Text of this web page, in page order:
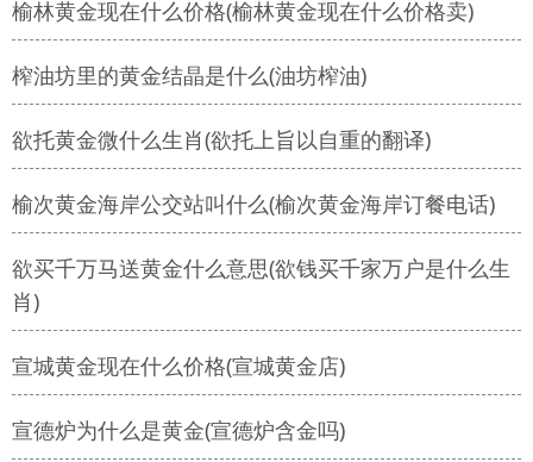
榆林黄金现在什么价格(榆林黄金现在什么价格卖)
榨油坊里的黄金结晶是什么(油坊榨油)
欲托黄金微什么生肖(欲托上旨以自重的翻译)
榆次黄金海岸公交站叫什么(榆次黄金海岸订餐电话)
欲买千万马送黄金什么意思(欲钱买千家万户是什么生
肖)
宣城黄金现在什么价格(宣城黄金店)
宣德炉为什么是黄金(宣德炉含金吗)